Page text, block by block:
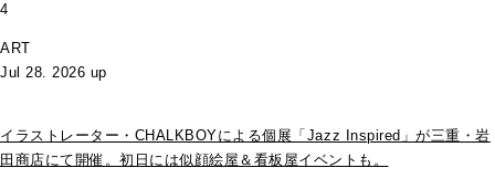
4
ART
Jul 28. 2026 up
イラストレーター・CHALKBOYによる個展「Jazz Inspired」が三重・岩
田商店にて開催。初日には似顔絵屋＆看板屋イベントも。